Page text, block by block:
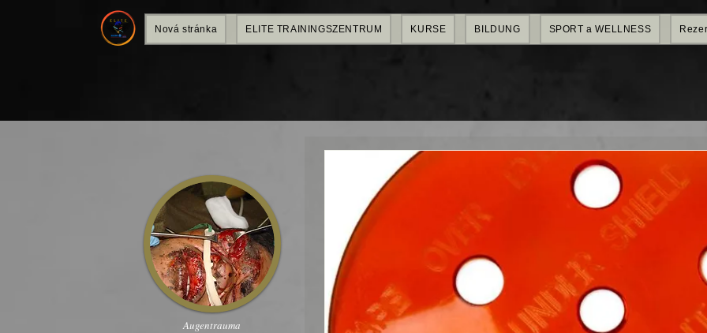
Nová stránka ELITE TRAININGSZENTRUM KURSE BILDUNG SPORT a WELLNESS
Augentrauma